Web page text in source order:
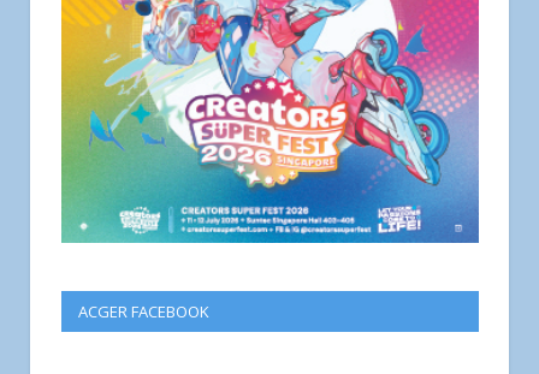
ACGER FACEBOOK